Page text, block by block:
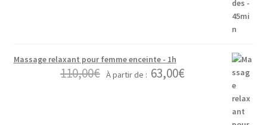
Massage relaxant pour femme enceinte - 1h
110,00€ À partir de : 63,00€